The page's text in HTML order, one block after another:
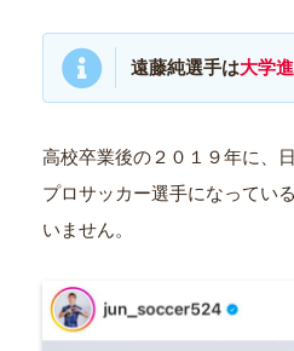
遠藤純選手は大学
高校卒業後の２０１９年に、
プロサッカー選手になってい
いません。